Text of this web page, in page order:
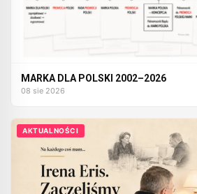
MARKA DLA POLSKI 2002–2026
08 sie 2026
AKTUALNOŚCI